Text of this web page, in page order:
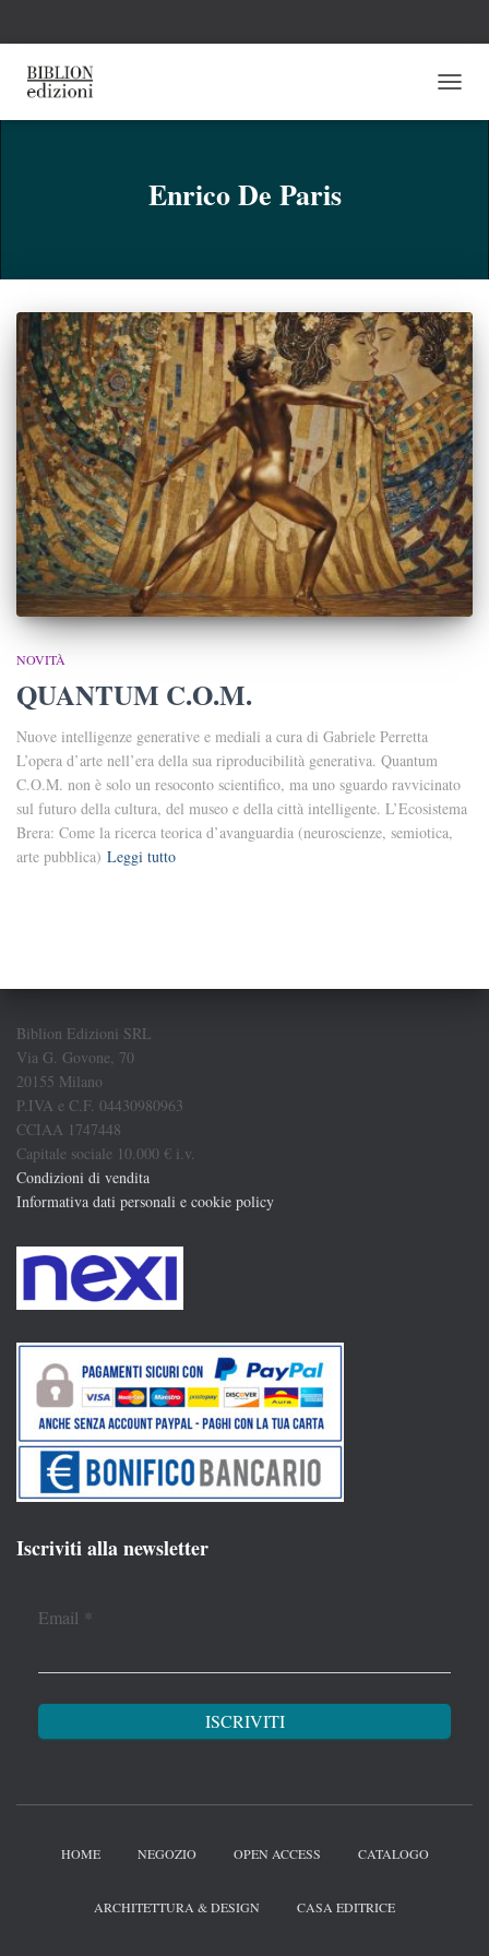
Enrico De Paris
NOVITÀ
QUANTUM C.O.M.
Nuove intelligenze generative e mediali a cura di Gabriele Perretta
L’opera d’arte nell’era della sua riproducibilità generativa. Quantum
C.O.M. non è solo un resoconto scientifico, ma uno sguardo ravvicinato
sul futuro della cultura, del museo e della città intelligente. L’Ecosistema
Brera: Come la ricerca teorica d’avanguardia (neuroscienze, semiotica,
arte pubblica) Leggi tutto
Biblion Edizioni SRL
Via G. Govone, 70
20155 Milano
P.IVA e C.F. 04430980963
CCIAA 1747448
Capitale sociale 10.000 € i.v.
Condizioni di vendita
Informativa dati personali e cookie policy
Iscriviti alla newsletter
Email *
HOME NEGOZIO OPEN ACCESS CATALOGO
ARCHITETTURA & DESIGN CASA EDITRICE